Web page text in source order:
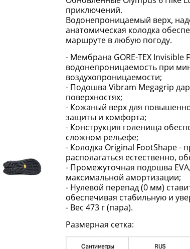
приключений.
Водонепроницаемый верх,
анатомическая колодка
маршруте в любую погоду.
- Мембрана GORE-TEX Invisible
водонепроницаемость при
воздухопроницаемости;
- Подошва Vibram Megagrip
поверхностях;
- Кожаный верх для
защиты и комфорта;
- Конструкция голенища
сложном рельефе;
- Колодка Original FootShape -
располагаться естественно,
- Промежуточная подошва
максимальной амортизации;
- Нулевой перепад (0 мм)
обеспечивая стабильную и
- Вес 473 г (пара).
Размерная сетка: